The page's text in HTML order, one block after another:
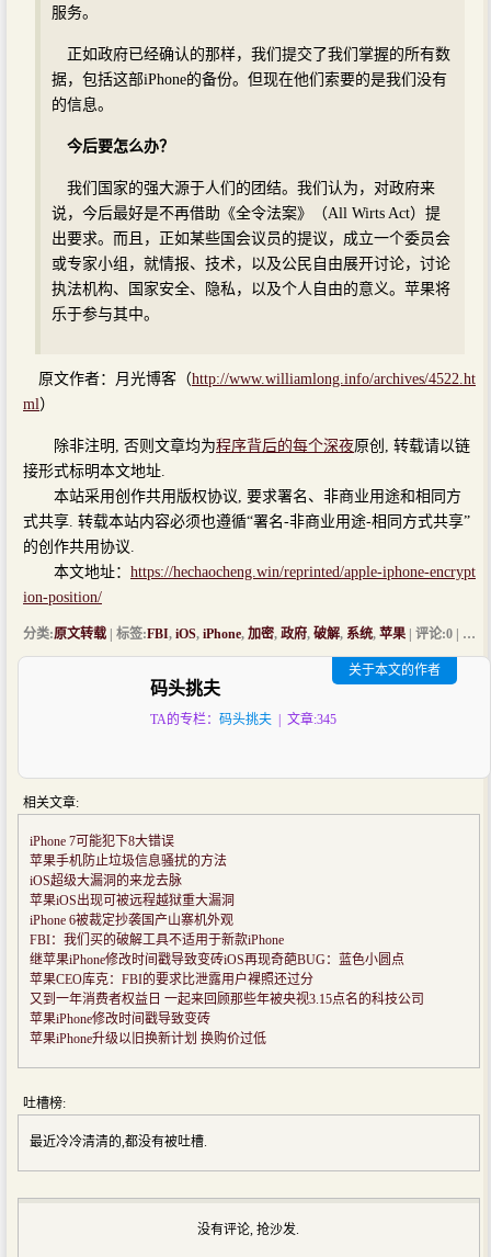
服务。
正如政府已经确认的那样，我们提交了我们掌握的所有数
据，包括这部iPhone的备份。但现在他们索要的是我们没有
的信息。
今后要怎么办？
我们国家的强大源于人们的团结。我们认为，对政府来
说，今后最好是不再借助《全令法案》（All Wirts Act）提
出要求。而且，正如某些国会议员的提议，成立一个委员会
或专家小组，就情报、技术，以及公民自由展开讨论，讨论
执法机构、国家安全、隐私，以及个人自由的意义。苹果将
乐于参与其中。
原文作者：月光博客（http://www.williamlong.info/archives/4522.ht
ml）
除非注明, 否则文章均为程序背后的每个深夜原创, 转载请以链
接形式标明本文地址.
本站采用创作共用版权协议, 要求署名、非商业用途和相同方
式共享. 转载本站内容必须也遵循“署名-非商业用途-相同方式共享”
的创作共用协议.
本文地址： https://hechaocheng.win/reprinted/apple-iphone-encrypt
ion-position/
分类:原文转载 | 标签:FBI, iOS, iPhone, 加密, 政府, 破解, 系统, 苹果 | 评论:0 | 浏览:
码头挑夫
TA的专栏： 码头挑夫 | 文章:345
关于本文的作者
相关文章:
iPhone 7可能犯下8大错误
苹果手机防止垃圾信息骚扰的方法
iOS超级大漏洞的来龙去脉
苹果iOS出现可被远程越狱重大漏洞
iPhone 6被裁定抄袭国产山寨机外观
FBI：我们买的破解工具不适用于新款iPhone
继苹果iPhone修改时间戳导致变砖iOS再现奇葩BUG：蓝色小圆点
苹果CEO库克：FBI的要求比泄露用户裸照还过分
又到一年消费者权益日 一起来回顾那些年被央视3.15点名的科技公司
苹果iPhone修改时间戳导致变砖
苹果iPhone升级以旧换新计划 换购价过低
吐槽榜:
最近冷冷清清的,都没有被吐槽.
没有评论, 抢沙发.